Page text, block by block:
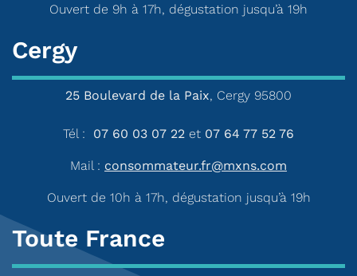
Ouvert de 9h à 17h, dégustation jusqu’à 19h
Cergy
25 Boulevard de la Paix, Cergy 95800
Tél : 07 60 03 07 22 et 07 64 77 52 76
Mail : consommateur.fr@mxns.com
Ouvert de 10h à 17h, dégustation jusqu’à 19h
Toute France